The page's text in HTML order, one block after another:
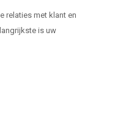
relaties met klant en
is uw